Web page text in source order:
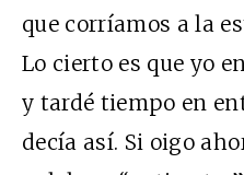
que corríamos a la
Lo cierto es que yo
y tardé tiempo en
decía así. Si oigo